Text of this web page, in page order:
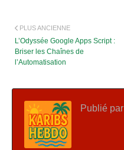
PLUS ANCIENNE
L’Odyssée Google Apps Script :
Briser les Chaînes de
l’Automatisation
Publié par